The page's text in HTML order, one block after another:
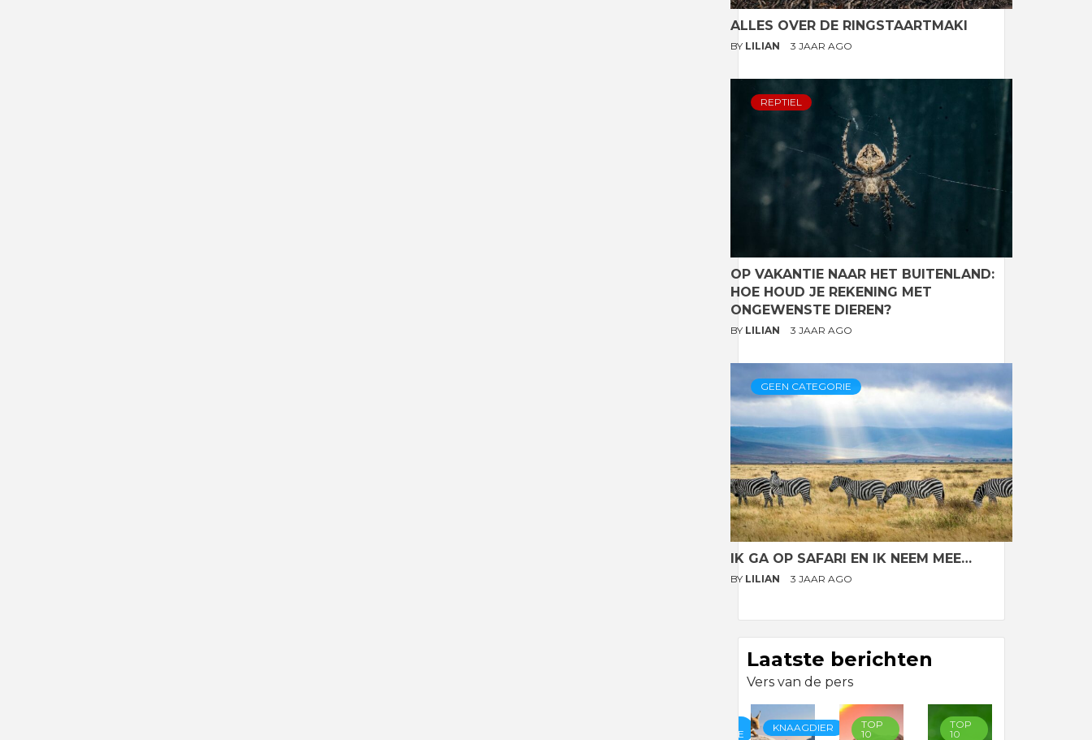
ALLES OVER DE RINGSTAARTMAKI
BY LILIAN 3 JAAR AGO
REPTIEL
OP VAKANTIE NAAR HET BUITENLAND:
HOE HOUD JE REKENING MET
ONGEWENSTE DIEREN?
BY LILIAN 3 JAAR AGO
GEEN CATEGORIE
IK GA OP SAFARI EN IK NEEM MEE…
BY LILIAN 3 JAAR AGO
Laatste berichten
Vers van de pers
CATEGORIE
KNAAGDIER
TOP
10
TOP
10